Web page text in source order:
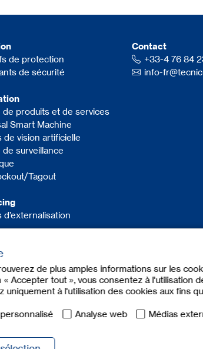
de protection
de sécurité
de produits et de services
Smart Machine
de vision artificielle
surveillance
Tagout
d’externalisation
Contact
+33-4 76 84
info-
de plus amples informations sur les
Accepter tout », vous consentez à l'utilisation
à l'utilisation des cookies aux fins
Analyse web Médias